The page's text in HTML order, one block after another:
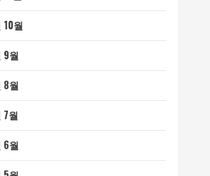
10월
9월
8월
7월
6월